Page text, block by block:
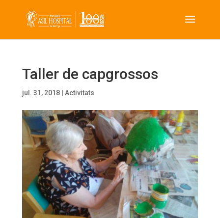
Taller de capgrossos
jul. 31, 2018| Activitats